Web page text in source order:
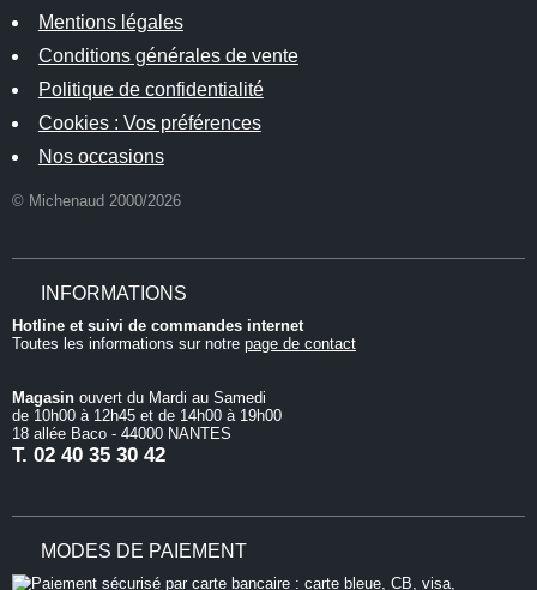
Mentions légales
Conditions générales de vente
Politique de confidentialité
Cookies : Vos préférences
Nos occasions
© Michenaud 2000/2026
INFORMATIONS
Hotline et suivi de commandes internet
Toutes les informations sur notre page de contact
Magasin ouvert du Mardi au Samedi
de 10h00 à 12h45 et de 14h00 à 19h00
18 allée Baco - 44000 NANTES
T. 02 40 35 30 42
MODES DE PAIEMENT